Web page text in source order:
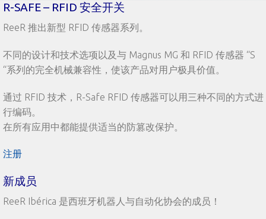
R-SAFE – RFID 安全开关
ReeR 推出新型 RFID 传感器系列。
不同的设计和技术选项以及与 Magnus MG 和 RFID 传感器 “S
“系列的完全机械兼容性，使该产品对用户极具价值。
通过 RFID 技术，R-Safe RFID 传感器可以用三种不同的方式进
行编码。
在所有应用中都能提供适当的防篡改保护。
注册
新成员
ReeR Ibérica 是西班牙机器人与自动化协会的成员！